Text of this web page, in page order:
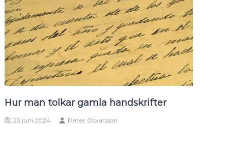
Hur man tolkar gamla handskrifter
23 juni 2024 Peter Oskarsson